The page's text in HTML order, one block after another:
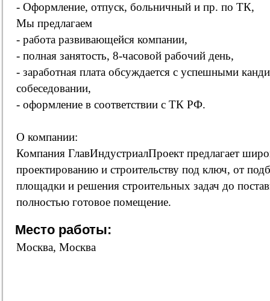
- Оформление, отпуск, больничный и пр. по ТК,
Мы предлагаем
- работа развивающейся компании,
- полная занятость, 8-часовой рабочий день,
- заработная плата обсуждается с успешными
собеседовании,
- оформление в соответствии с ТК РФ.
О компании:
Компания ГлавИндустриалПроект предлагает
проектированию и строительству под ключ, от
площадки и решения строительных задач до
полностью готовое помещение.
Место работы:
Москва, Москва